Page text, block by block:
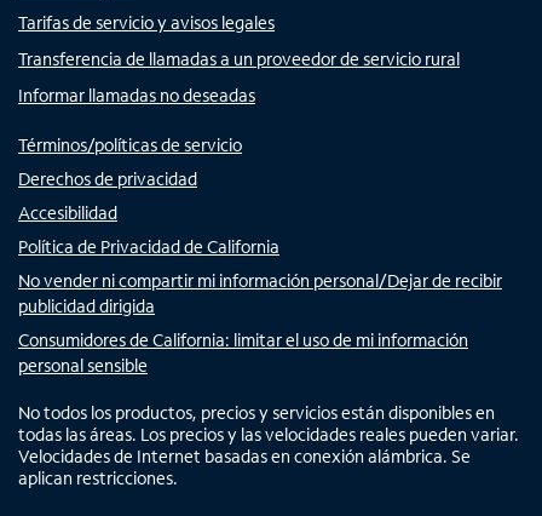
Tarifas de servicio y avisos legales
Transferencia de llamadas a un proveedor de servicio rural
Informar llamadas no deseadas
Términos/políticas de servicio
Derechos de privacidad
Accesibilidad
Política de Privacidad de California
No vender ni compartir mi información personal/Dejar de recibir
publicidad dirigida
Consumidores de California: limitar el uso de mi información
personal sensible
No todos los productos, precios y servicios están disponibles en
todas las áreas. Los precios y las velocidades reales pueden variar.
Velocidades de Internet basadas en conexión alámbrica. Se
aplican restricciones.